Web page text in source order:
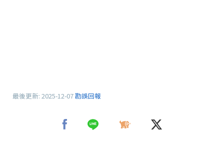
最後更新: 2025-12-07勘誤回報